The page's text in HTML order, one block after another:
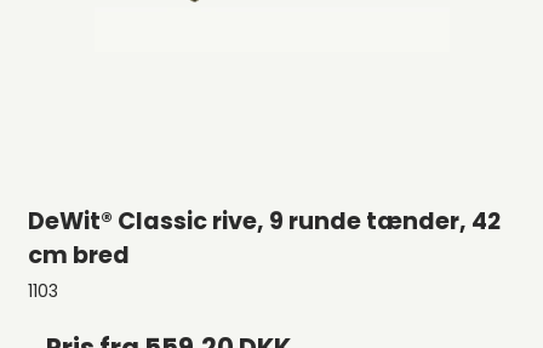
DeWit® Classic rive, 9 runde tænder, 42
cm bred
1103